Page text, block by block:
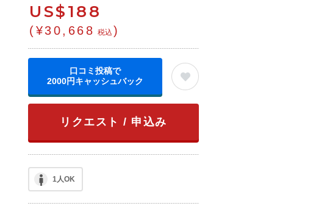
US$188
(¥30,668 税込 )
口コミ投稿で
2000円キャッシュバック
リクエスト / 申込み
1人OK